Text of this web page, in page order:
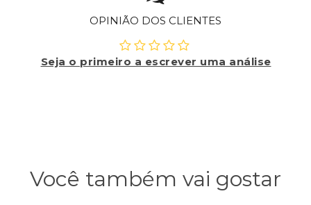
OPINIÃO DOS CLIENTES
Seja o primeiro a escrever uma análise
Você também vai gostar